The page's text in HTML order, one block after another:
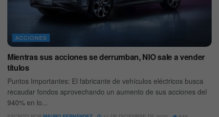
ACCIONES
Mientras sus acciones se derrumban, NIO sale a vender
títulos
Puntos Importantes: El fabricante de vehículos eléctricos busca
recaudar fondos aprovechando un aumento de sus acciones del
940% en lo...